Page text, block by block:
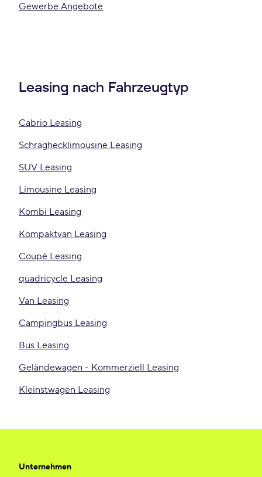
Gewerbe Angebote
Leasing nach Fahrzeugtyp
Cabrio Leasing
Schräghecklimousine Leasing
SUV Leasing
Limousine Leasing
Kombi Leasing
Kompaktvan Leasing
Coupé Leasing
quadricycle Leasing
Van Leasing
Campingbus Leasing
Bus Leasing
Geländewagen - Kommerziell Leasing
Kleinstwagen Leasing
Unternehmen